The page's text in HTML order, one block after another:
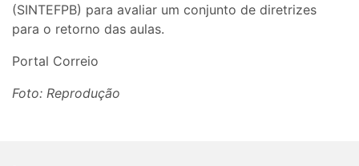
(SINTEFPB) para avaliar um conjunto de diretrizes
para o retorno das aulas.
Portal Correio
Foto: Reprodução